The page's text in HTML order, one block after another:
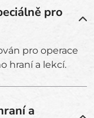
pro
pro operace
hraní a lekcí.
a